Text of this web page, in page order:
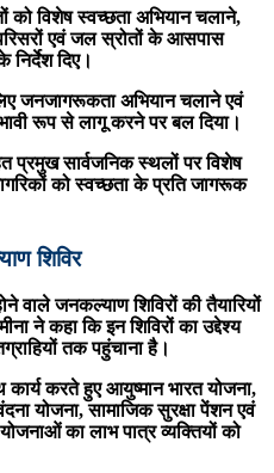
को विशेष स्वच्छता अभियान चलाने,
एवं जल स्रोतों के आसपास
दिए।
जनजागरूकता अभियान चलाने एवं
रूप से लागू करने पर बल दिया।
प्रमुख सार्वजनिक स्थलों पर विशेष
को स्वच्छता के प्रति जागरूक
शिविर
जनकल्याण शिविरों की तैयारियों
ने कहा कि इन शिविरों का उद्देश्य
तक पहुंचाना है।
कार्य करते हुए आयुष्मान भारत योजना,
योजना, सामाजिक सुरक्षा पेंशन एवं
का लाभ पात्र व्यक्तियों को